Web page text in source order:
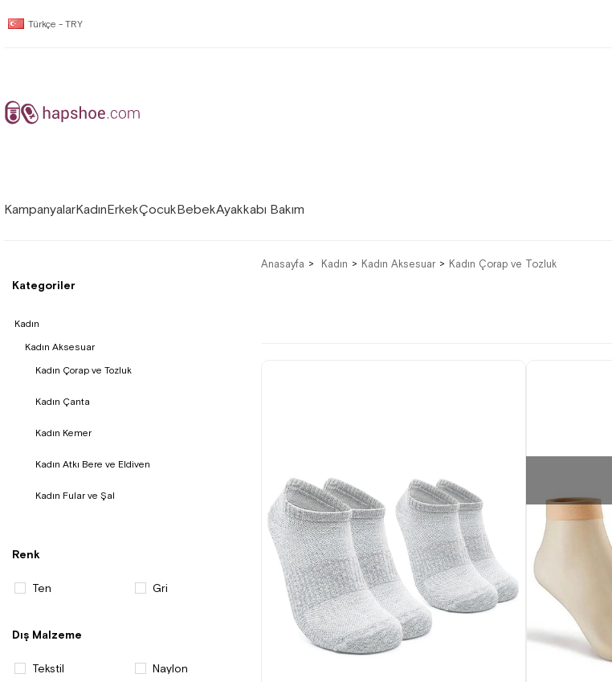
Türkçe - TRY
KampanyalarKadınErkekÇocukBebekAyakkabı Bakım
Kategoriler
Kadın
Kadın Aksesuar
Kadın Çorap ve Tozluk
Kadın Çanta
Kadın Kemer
Kadın Atkı Bere ve Eldiven
Kadın Fular ve Şal
Renk
Ten Gri
Dış Malzeme
Tekstil Naylon
Anasayfa Kadın Kadın Aksesuar Kadın Çorap ve Tozluk